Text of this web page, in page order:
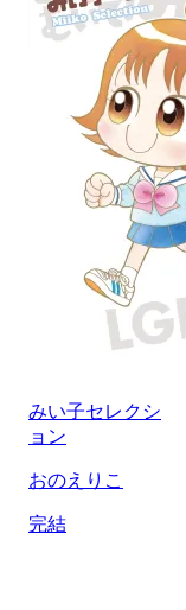
みい子セレクシ
ョン
おのえりこ
完結